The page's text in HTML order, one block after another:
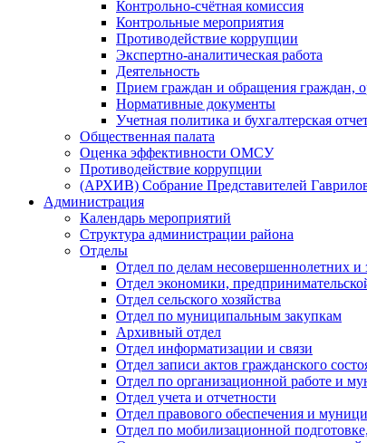
Контрольно-счётная комиссия
Контрольные мероприятия
Противодействие коррупции
Экспертно-аналитическая работа
Деятельность
Прием граждан и обращения граждан,
Нормативные документы
Учетная политика и бухгалтерская
Общественная палата
Оценка эффективности ОМСУ
Противодействие коррупции
(АРХИВ) Собрание Представителей
Администрация
Календарь мероприятий
Структура администрации района
Отделы
Отдел по делам несовершеннолетних и
Отдел экономики,
Отдел сельского хозяйства
Отдел по муниципальным закупкам
Архивный отдел
Отдел информатизации и связи
Отдел записи актов гражданского
Отдел по организационной работе и
Отдел учета и отчетности
Отдел правового обеспечения и
Отдел по мобилизационной